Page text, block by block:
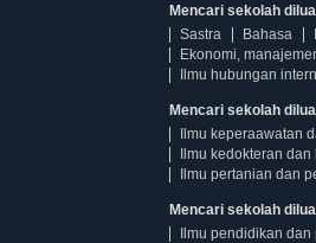
Mencari sekolah
Sastra
Bahasa
Ekonomi,
Ilmu hubungan
Mencari sekolah
Ilmu keperaawatan
Ilmu kedokteran
Ilmu pertanian dan
Mencari sekolah
Ilmu pendidikan